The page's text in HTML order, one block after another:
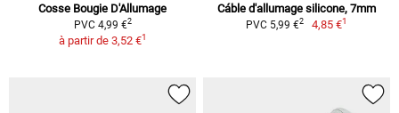
Cosse Bougie D'Allumage
PVC 4,99 €2
à partir de 3,52 €1
Cáble d'allumage silicone, 7mm
PVC 5,99 €2 4,85 €1